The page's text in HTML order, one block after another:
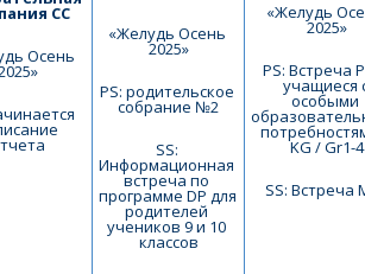
СС
Осень
«Желудь Осень
2025»
PS: родительское
собрание №2
SS:
Информационная
встреча по
программе DP для
родителей
учеников 9 и 10
классов
«Желудь
2025»
PS: Встреча
учащиеся
особыми
KG / Gr1-4
SS: Встреча